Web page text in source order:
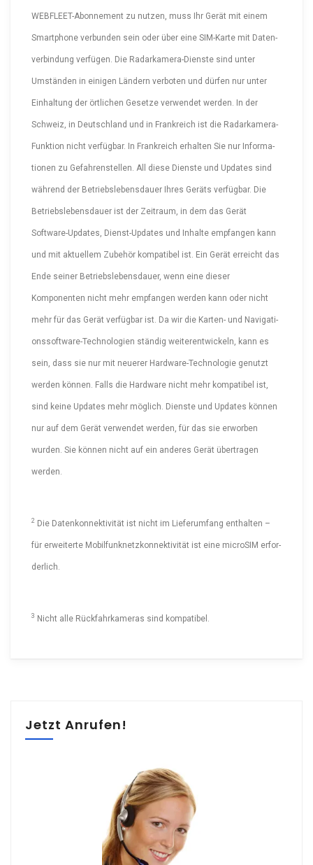
WEBFLEE­T-Abon­nement zu nutzen, muss Ihr Gerät mit einem
Smartphone verbunden sein oder über eine SIM-Karte mit Daten­
ver­bindung verfügen. Die Radar­ka­me­ra-Dienste sind unter
Umständen in einigen Ländern verboten und dürfen nur unter
Einhaltung der örtlichen Gesetze verwendet werden. In der
Schweiz, in Deutschland und in Frankreich ist die Radar­ka­me­ra-
Funktion nicht verfügbar. In Frankreich erhalten Sie nur Infor­ma­
tionen zu Gefah­ren­stellen. All diese Dienste und Updates sind
während der Betriebs­le­bens­dauer Ihres Geräts verfügbar. Die
Betriebs­le­bens­dauer ist der Zeitraum, in dem das Gerät
Software-Up­dates, Diens­t-Up­dates und Inhalte empfangen kann
und mit aktuellem Zubehör kompatibel ist. Ein Gerät erreicht das
Ende seiner Betriebs­le­bens­dauer, wenn eine dieser
Komponenten nicht mehr empfangen werden kann oder nicht
mehr für das Gerät verfügbar ist. Da wir die Karten- und Naviga­ti­
ons­soft­ware-Tech­no­logien ständig weiter­ent­wi­ckeln, kann es
sein, dass sie nur mit neuerer Hardware-Tech­no­logie genutzt
werden können. Falls die Hardware nicht mehr kompatibel ist,
sind keine Updates mehr möglich. Dienste und Updates können
nur auf dem Gerät verwendet werden, für das sie erworben
wurden. Sie können nicht auf ein anderes Gerät übertragen
werden.
2 Die Daten­kon­nek­ti­vität ist nicht im Liefer­umfang enthalten –
für erweiterte Mobil­funk­netz­kon­nek­ti­vität ist eine microSIM erfor­
derlich.
3 Nicht alle Rückfahr­ka­meras sind kompatibel.
Jetzt Anrufen!